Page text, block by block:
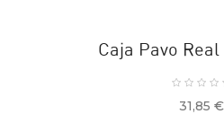
Caja Pavo
Precio
31,85 €